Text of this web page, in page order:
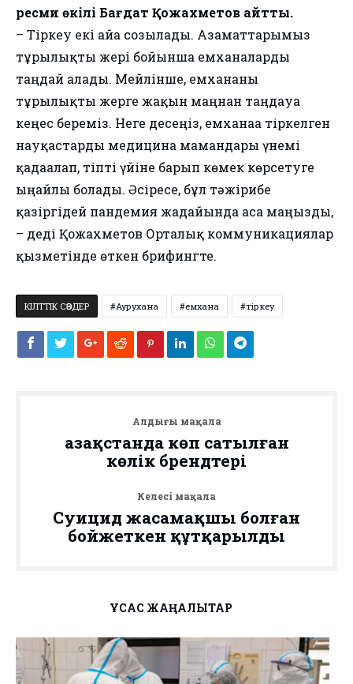
ресми өкілі Бағдат Қожахметов айтты.
– Тіркеу екі айға созылады. Азаматтарымыз
тұрғылықты жері бойынша емханаларды
таңдай алады. Мейлінше, емхананы
тұрғылықты жерге жақын маңнан таңдауға
кеңес береміз. Неге десеңіз, емханаға тіркелген
науқастарды медицина мамандары үнемі
қадағалап, тіпті үйіне барып көмек көрсетуге
ыңғайлы болады. Әсіресе, бұл тәжірибе
қазіргідей пандемия жағдайында аса маңызды,
– деді Қожахметов Орталық коммуникациялар
қызметінде өткен брифингте.
КІЛТТІК СӨЗДЕР Аурухана емхана тіркеу
Алдыңғы мақала
Қазақстанда көп сатылған
көлік брендтері
Келесі мақала
Суицид жасамақшы болған
бойжеткен құтқарылды
ҰҚСАС ЖАҢАЛЫҚТАР